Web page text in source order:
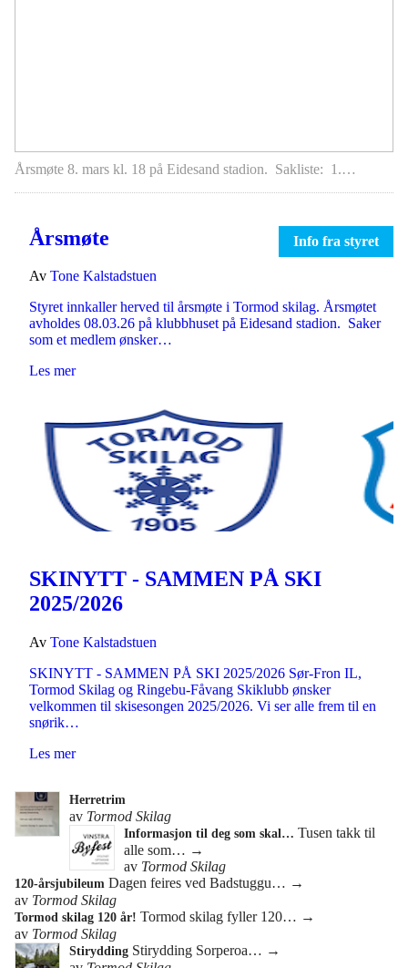
Årsmøte 8. mars kl. 18 på Eidesand stadion. Sakliste: 1.…
Info fra styret
Årsmøte
Av Tone Kalstadstuen
Styret innkaller herved til årsmøte i Tormod skilag. Årsmøtet
avholdes 08.03.26 på klubbhuset på Eidesand stadion. Saker
som et medlem ønsker…
Les mer
SKINYTT - SAMMEN PÅ SKI
2025/2026
Av Tone Kalstadstuen
SKINYTT - SAMMEN PÅ SKI 2025/2026 Sør-Fron IL,
Tormod Skilag og Ringebu-Fåvang Skiklubb ønsker
velkommen til skisesongen 2025/2026. Vi ser alle frem til en
snørik…
Les mer
Herretrim
av Tormod Skilag
Informasjon til deg som skal… Tusen takk til
alle som… →
av Tormod Skilag
120-årsjubileum Dagen feires ved Badstuggu… →
av Tormod Skilag
Tormod skilag 120 år! Tormod skilag fyller 120… →
av Tormod Skilag
Stirydding Stirydding Sorperoa… →